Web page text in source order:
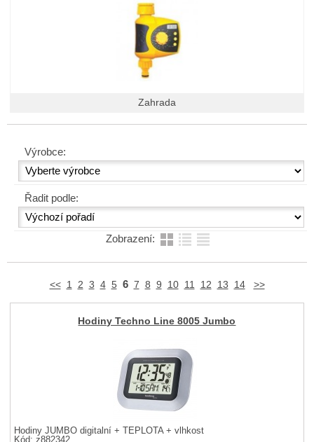
Zahrada
Výrobce:
Řadit podle:
Zobrazení:
<< 1 2 3 4 5 6 7 8 9 10 11 12 13 14 >>
Hodiny Techno Line 8005 Jumbo
Hodiny JUMBO digitalní + TEPLOTA + vlhkost
Kód: z882342